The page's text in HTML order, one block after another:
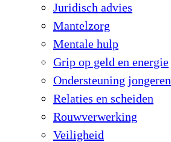
Juridisch advies
Mantelzorg
Mentale hulp
Grip op geld en energie
Ondersteuning jongeren
Relaties en scheiden
Rouwverwerking
Veiligheid